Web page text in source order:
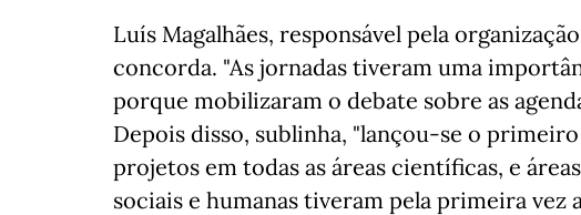
Luís Magalhães, responsável pela
concorda. "As jornadas tiveram uma
porque mobilizaram o debate sobre as
Depois disso, sublinha, "lançou-se o
projetos em todas as áreas científicas, e
sociais e humanas tiveram pela primeira vez